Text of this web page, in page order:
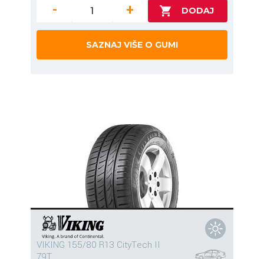
- +
SAZNAJ VIŠE O GUMI
VIKING 155/80 R13 CityTech II